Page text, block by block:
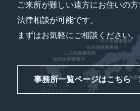
ご来所が難しい遠方にお住いの
法律相談が可能です。
まずはお気軽にご相談ください。
事務所一覧ページはこちら